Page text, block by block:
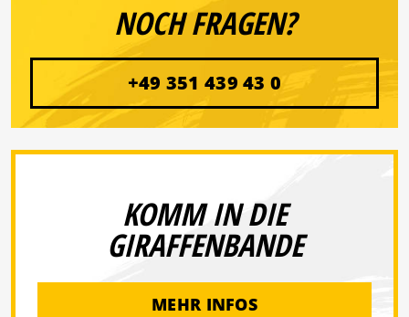
NOCH FRAGEN?
+49 351 439 43 0
KOMM IN DIE
GIRAFFENBANDE
MEHR INFOS